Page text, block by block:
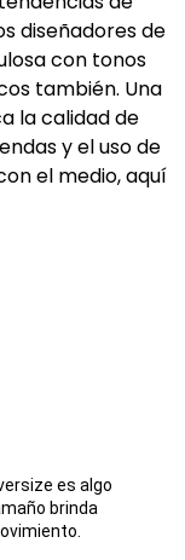
diseñadores de
con tonos
también. Una
la calidad de
y el uso de
el medio, aquí
es algo
brinda